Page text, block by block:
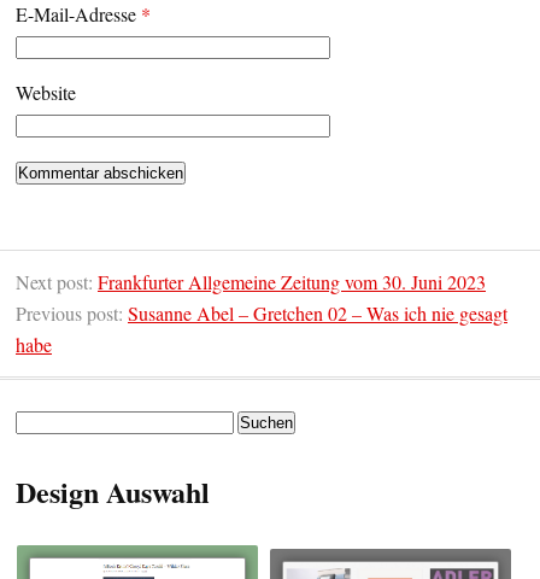
E-Mail-Adresse *
Website
Next post: Frankfurter Allgemeine Zeitung vom 30. Juni 2023
Previous post: Susanne Abel – Gretchen 02 – Was ich nie gesagt
habe
Design Auswahl